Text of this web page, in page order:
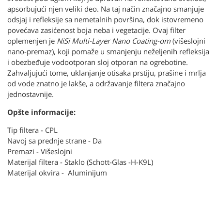
apsorbujući njen veliki deo. Na taj način značajno smanjuje
odsjaj i refleksije sa nemetalnih površina, dok istovremeno
povećava zasićenost boja neba i vegetacije. Ovaj filter
oplemenjen je NiSi Multi-Layer Nano Coating-om(višeslojni
nano-premaz), koji pomaže u smanjenju neželjenih refleksija
i obezbeđuje vodootporan sloj otporan na ogrebotine.
Zahvaljujući tome, uklanjanje otisaka prstiju, prašine i mrlja
od vode znatno je lakše, a održavanje filtera značajno
jednostavnije.
Opšte informacije:
Tip filtera - CPL
Navoj sa prednje strane - Da
Premazi - Višeslojni
Materijal filtera - Staklo (Schott-Glas -H-K9L)
Materijal okvira - Aluminijum